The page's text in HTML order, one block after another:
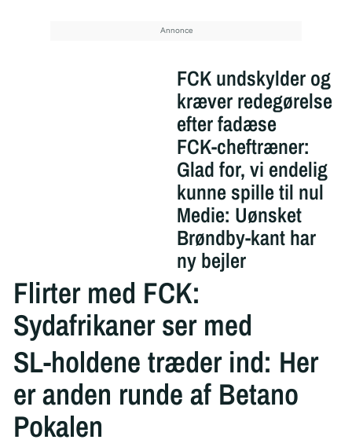
FCK undskylder og
kræver redegørelse
efter fadæse
FCK-cheftræner:
Glad for, vi endelig
kunne spille til nul
Medie: Uønsket
Brøndby-kant har
ny bejler
Flirter med FCK:
Sydafrikaner ser med
SL-holdene træder ind: Her
er anden runde af Betano
Pokalen